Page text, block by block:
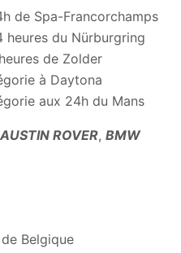
de Spa-Francorchamps
du Nürburgring
de Zolder
à Daytona
aux 24h du Mans
AUSTIN ROVER, BMW
Belgique